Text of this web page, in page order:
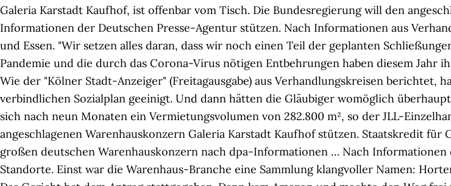
Galeria Karstadt Kaufhof, ist offenbar vom Tisch. Die Bundesregierung will den
Informationen der Deutschen Presse-Agentur stützen. Nach Informationen aus
und Essen. "Wir setzen alles daran, dass wir noch einen Teil der geplanten
Pandemie und die durch das Corona-Virus nötigen Entbehrungen haben diesem Jahr
Wie der "Kölner Stadt-Anzeiger" (Freitagausgabe) aus Verhandlungskreisen berichtet,
verbindlichen Sozialplan geeinigt. Und dann hätten die Gläubiger womöglich
sich nach neun Monaten ein Vermietungsvolumen von 282.800 m², so der JLL-
angeschlagenen Warenhauskonzern Galeria Karstadt Kaufhof stützen. Staatskredit
großen deutschen Warenhauskonzern nach dpa-Informationen … Nach
Standorte. Einst war die Warenhaus-Branche eine Sammlung klangvoller Namen: